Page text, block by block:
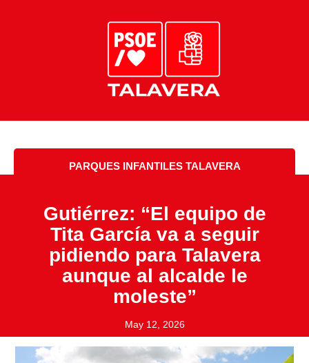
PARQUES INFANTILES TALAVERA
Gutiérrez: “El equipo de
Tita García va a seguir
pidiendo para Talavera
aunque al alcalde le
moleste”
May 12, 2026